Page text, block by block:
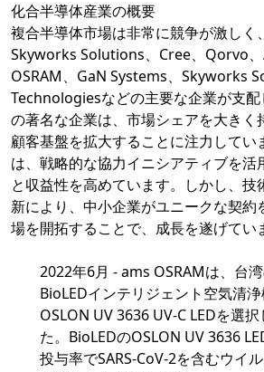
化合半導体産業の概要
複合半導体市場は非常に競争が激しく
Skyworks Solutions、Cree、Qorvo、
OSRAM、GaN Systems、Skyworks
Technologiesなどの主要な企業が支
の著名な企業は、市場シェアを大きく
顧客基盤を拡大することに注力してい
は、戦略的な協力イニシアティブを活
と収益性を高めています。しかし、技
新により、中小企業がユニークな契約
場を開拓することで、成長を遂げてい
2022年6月 - ams OSRAMは、台
BioLEDインテリジェント空気清
OSLON UV 3636 UV-C LEDを選
た。BioLEDのOSLON UV 3636
投与率でSARS-CoV-2を含むウイ